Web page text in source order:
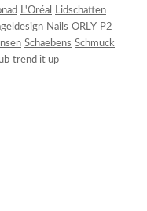
L'Oréal
Lidschatten
Nails ORLY P2
Schaebens Schmuck
trend it up